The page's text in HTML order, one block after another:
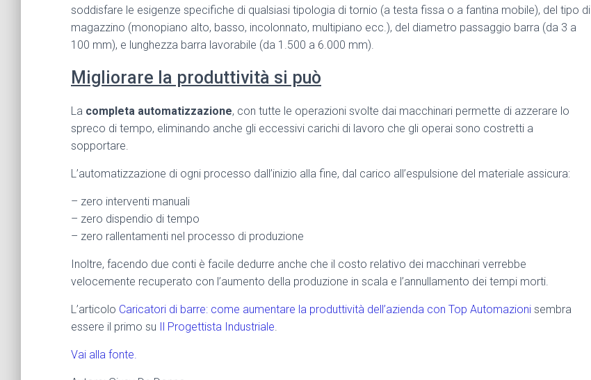
soddisfare le esigenze specifiche di qualsiasi tipologia di tornio (a testa fissa o a fantina mobile), del tipo di
magazzino (monopiano alto, basso, incolonnato, multipiano ecc.), del diametro passaggio barra (da 3 a
100 mm), e lunghezza barra lavorabile (da 1.500 a 6.000 mm).
Migliorare la produttività si può
La completa automatizzazione, con tutte le operazioni svolte dai macchinari permette di azzerare lo
spreco di tempo, eliminando anche gli eccessivi carichi di lavoro che gli operai sono costretti a
sopportare.
L’automatizzazione di ogni processo dall’inizio alla fine, dal carico all’espulsione del materiale assicura:
– zero interventi manuali
– zero dispendio di tempo
– zero rallentamenti nel processo di produzione
Inoltre, facendo due conti è facile dedurre anche che il costo relativo dei macchinari verrebbe
velocemente recuperato con l’aumento della produzione in scala e l’annullamento dei tempi morti.
L’articolo Caricatori di barre: come aumentare la produttività dell’azienda con Top Automazioni sembra
essere il primo su Il Progettista Industriale.
Vai alla fonte.